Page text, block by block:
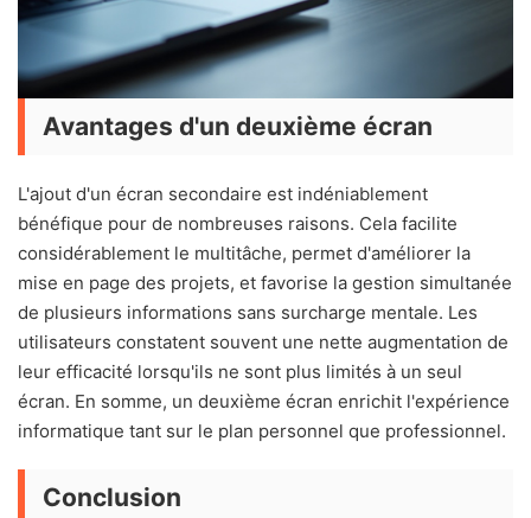
Avantages d'un deuxième écran
L'ajout d'un écran secondaire est indéniablement
bénéfique pour de nombreuses raisons. Cela facilite
considérablement le multitâche, permet d'améliorer la
mise en page des projets, et favorise la gestion simultanée
de plusieurs informations sans surcharge mentale. Les
utilisateurs constatent souvent une nette augmentation de
leur efficacité lorsqu'ils ne sont plus limités à un seul
écran. En somme, un deuxième écran enrichit l'expérience
informatique tant sur le plan personnel que professionnel.
Conclusion